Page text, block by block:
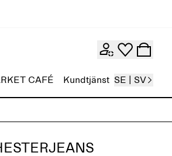
CAFÉ Kundtjänst SE | SV